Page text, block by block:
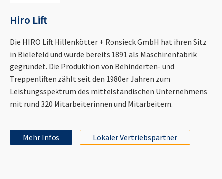
Hiro Lift
Die HIRO Lift Hillenkötter + Ronsieck GmbH hat ihren Sitz
in Bielefeld und wurde bereits 1891 als Maschinenfabrik
gegründet. Die Produktion von Behinderten- und
Treppenliften zählt seit den 1980er Jahren zum
Leistungsspektrum des mittelständischen Unternehmens
mit rund 320 Mitarbeiterinnen und Mitarbeitern.
Mehr Infos Lokaler Vertriebspartner